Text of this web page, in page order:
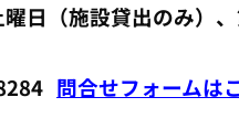
日（施設貸出のみ）、
問合せフォームは